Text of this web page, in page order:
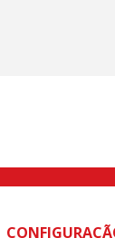
Rua